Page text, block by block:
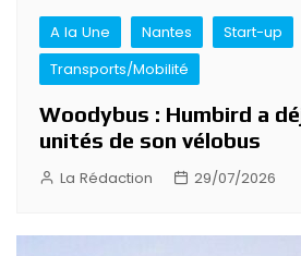
A la Une Nantes
Start-up
Transports/Mobilité
Woodybus : Humbird a
unités de son vélobus
La Rédaction 29/07/2026